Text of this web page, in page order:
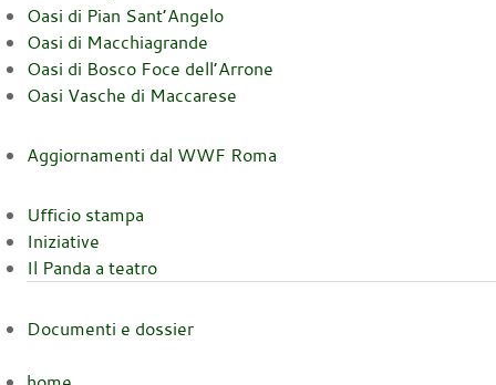
Oasi di Pian Sant’Angelo
Oasi di Macchiagrande
Oasi di Bosco Foce dell’Arrone
Oasi Vasche di Maccarese
Aggiornamenti dal WWF Roma
Ufficio stampa
Iniziative
Il Panda a teatro
Documenti e dossier